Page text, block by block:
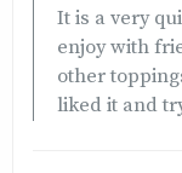
It is a very
enjoy with
other
liked it and